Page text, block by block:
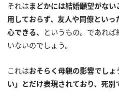
それはまどかには結婚願望がな
用しておらず、友人や同僚とい
心できる、
というもの。であれ
いないのでしょう。
これはおそらく母親の影響でし
い」とだけ表現されており、死別